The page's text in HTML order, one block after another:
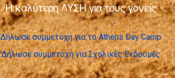
Η καλύτερη ΛΥΣΗ για τους γονείς
Δήλωσε συμμετοχή για το Athens Day Camp
Δήλωσε συμμετοχή για Σχολικές Εκδρομές